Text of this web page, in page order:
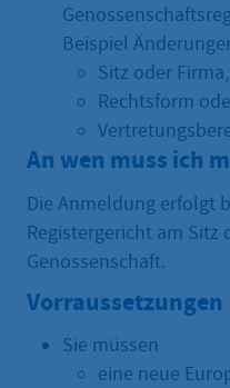
Beispiel
Sitz oder Firma,
Rechtsform
An wen muss ich
Die Anmeldung erfolgt
Registergericht am Sitz
Genossenschaft.
Vorraussetzungen
Sie müssen
eine neue